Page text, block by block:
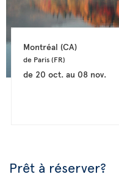
Montréal (CA)
de Paris (FR)
de 20 oct.au 08 nov.
Prêt à réserver?